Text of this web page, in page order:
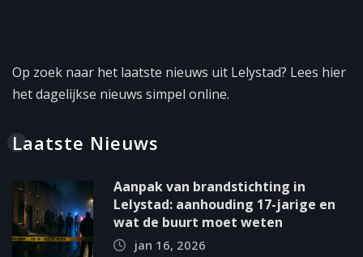
Op zoek naar het laatste nieuws uit Lelystad? Lees hier
het dagelijkse nieuws simpel online.
Laatste Nieuws
Aanpak van brandstichting in
Lelystad: aanhouding 17-jarige en
wat de buurt moet weten
jan 16, 2026